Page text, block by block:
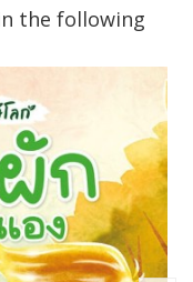
the following